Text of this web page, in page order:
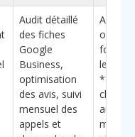
Audit détaillé
des fiches
Google
Business,
optimisation
des avis, suivi
mensuel des
appels et
les
clés** :